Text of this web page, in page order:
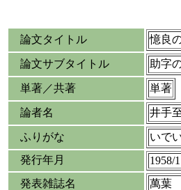
論文タイトル 憶良
論文サブタイトル 助字
単著／共著 単著
論者名 井手
ふりがな
いで
発行年月
1958/1
発表雑誌名
萬葉